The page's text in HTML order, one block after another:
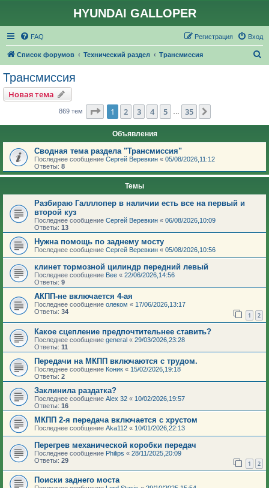
HYUNDAI GALLOPER
FAQ Вход
Регистрация
Список форумов Технический раздел Трансмиссия
Трансмиссия
Новая тема
869 тем Страница из 35
1 2 3 4 5 35
Объявления
Сводная тема раздела "Трансмиссия"
Последнее сообщение Сергей Веревкин « 05/08/2026,11:12
Ответы: 8
Темы
Разбираю Галллопер в наличии есть все на первый и
второй куз
Последнее сообщение Сергей Веревкин « 06/08/2026,10:09
Ответы: 13
Нужна помощь по заднему мосту
Последнее сообщение Сергей Веревкин « 05/08/2026,10:56
клинет тормозной цилиндр передний левый
Последнее сообщение Bee « 22/06/2026,14:56
Ответы: 9
АКПП-не включается 4-ая
Последнее сообщение олеком « 17/06/2026,13:17
Ответы: 34 1 2
Какое сцепление предпочтительнее ставить?
Последнее сообщение general « 29/03/2026,23:28
Ответы: 11
Передачи на МКПП включаются с трудом.
Последнее сообщение Коник « 15/02/2026,19:18
Ответы: 2
Заклинила раздатка?
Последнее сообщение Аlеx 32 « 10/02/2026,19:57
Ответы: 16
МКПП 2-я передача включается с хрустом
Последнее сообщение Aka112 « 10/01/2026,22:13
Перегрев механической коробки передач
Последнее сообщение Philips « 28/11/2025,20:09
Ответы: 29 1 2
Поиски заднего моста